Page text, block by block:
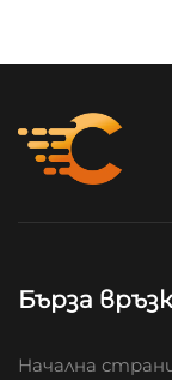
Бърза
Начална